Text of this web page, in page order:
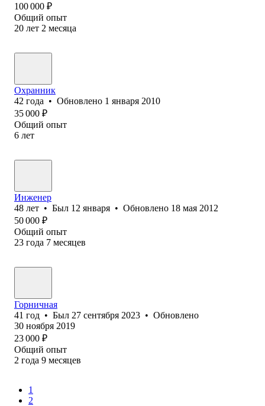
100 000 ₽
Общий опыт
20 лет 2 месяца
Охранник
42 года • Обновлено 1 января 2010
35 000 ₽
Общий опыт
6 лет
Инженер
48 лет • Был 12 января • Обновлено 18 мая 2012
50 000 ₽
Общий опыт
23 года 7 месяцев
Горничная
41 год • Был 27 сентября 2023 • Обновлено
30 ноября 2019
23 000 ₽
Общий опыт
2 года 9 месяцев
1
2